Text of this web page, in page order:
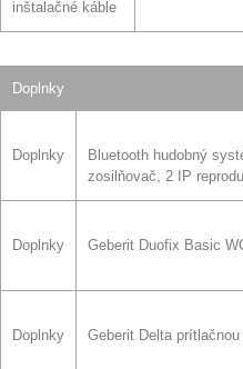
inštalačné káble
Doplnky
Doplnky
Bluetooth hudobný
zosilňovač, 2 IP
Doplnky Geberit Duofix Basic
Doplnky Geberit Delta